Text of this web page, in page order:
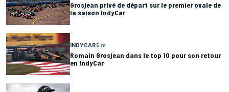
Grosjean privé de départ sur le premier ovale de
la saison IndyCar
INDYCAR5 m
Romain Grosjean dans le top 10 pour son retour
en IndyCar